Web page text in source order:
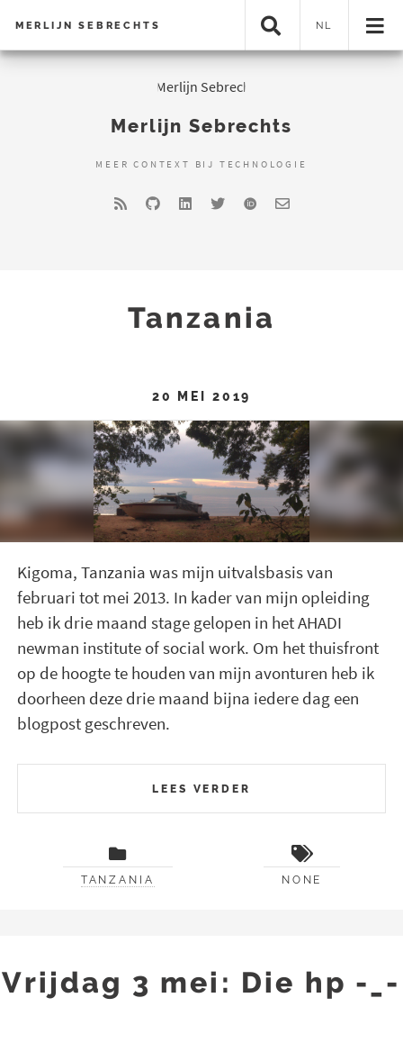
MERLIJN SEBRECHTS NL
Merlijn Sebrechts
MEER CONTEXT BIJ TECHNOLOGIE
Tanzania
20 MEI 2019
Kigoma, Tanzania was mijn uitvalsbasis van
februari tot mei 2013. In kader van mijn opleiding
heb ik drie maand stage gelopen in het AHADI
newman institute of social work. Om het thuisfront
op de hoogte te houden van mijn avonturen heb ik
doorheen deze drie maand bijna iedere dag een
blogpost geschreven.
LEES VERDER
TANZANIA NONE
Vrijdag 3 mei: Die hp -_-